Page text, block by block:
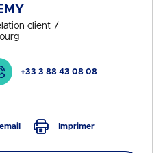
client
+33 3 88 43 08 08
Imprimer